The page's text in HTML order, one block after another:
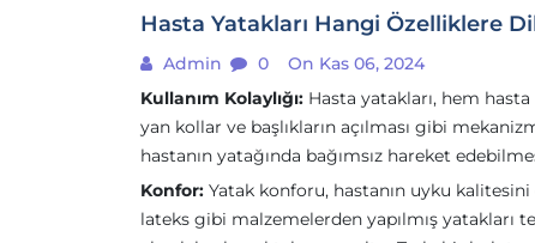
Hasta Yatakları Hangi Özelliklere
Admin 0
On Kas 06, 2024
Kullanım Kolaylığı: Hasta yatakları, hem
yan kollar ve başlıkların açılması gibi
hastanın yatağında bağımsız hareket
Konfor: Yatak konforu, hastanın uyku
lateks gibi malzemelerden yapılmış